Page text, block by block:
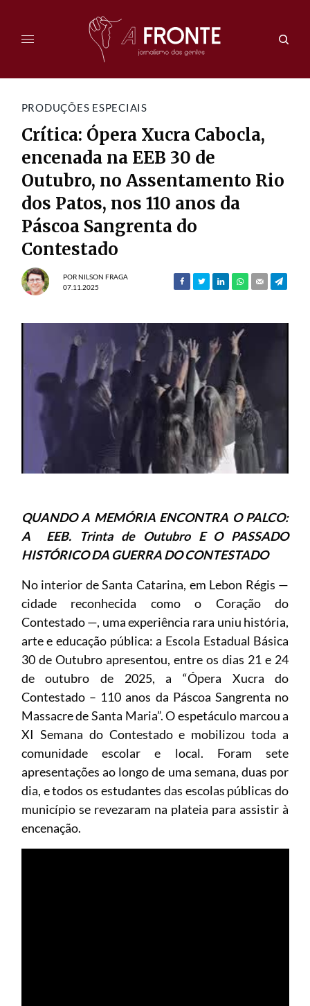
PRODUÇÕES ESPECIAIS
Crítica: Ópera Xucra Cabocla,
encenada na EEB 30 de
Outubro, no Assentamento Rio
dos Patos, nos 110 anos da
Páscoa Sangrenta do
Contestado
PORNILSON FRAGA
07.11.2025
QUANDO A MEMÓRIA ENCONTRA O PALCO:
A EEB. Trinta de Outubro E O PASSADO
HISTÓRICO DA GUERRA DO CONTESTADO
No interior de Santa Catarina, em Lebon Régis —
cidade reconhecida como o Coração do
Contestado —, uma experiência rara uniu história,
arte e educação pública: a Escola Estadual Básica
30 de Outubro apresentou, entre os dias 21 e 24
de outubro de 2025, a “Ópera Xucra do
Contestado – 110 anos da Páscoa Sangrenta no
Massacre de Santa Maria”. O espetáculo marcou a
XI Semana do Contestado e mobilizou toda a
comunidade escolar e local. Foram sete
apresentações ao longo de uma semana, duas por
dia, e todos os estudantes das escolas públicas do
município se revezaram na plateia para assistir à
encenação.